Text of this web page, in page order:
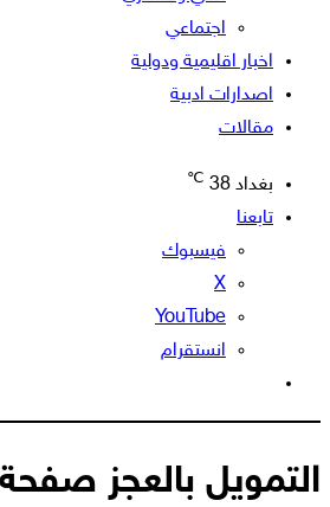
اجتماعي
اخبار اقليمية ودولية
اصدارات ادبية
مقالات
بغداد 38
℃
تابعنا
فيسبوك
‫X
‫YouTube
انستقرام
المظلم
التمويل بالعجز